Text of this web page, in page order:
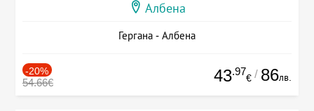
Албена
Гергана - Албена
-20%
54.66€ 43.97
€ / 86лв.